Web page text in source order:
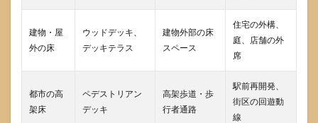
ドデ
ッキ
じか
6.2
建物・屋
外の床
ウッドデッキ、
デッキテラス
建物外部の床
スペース
住宅の外構、
庭、店舗の外
席
都市の高
架床
ペデストリアン
デッキ
高架歩道・歩
行者通路
駅前再開発、
街区の回遊動
線